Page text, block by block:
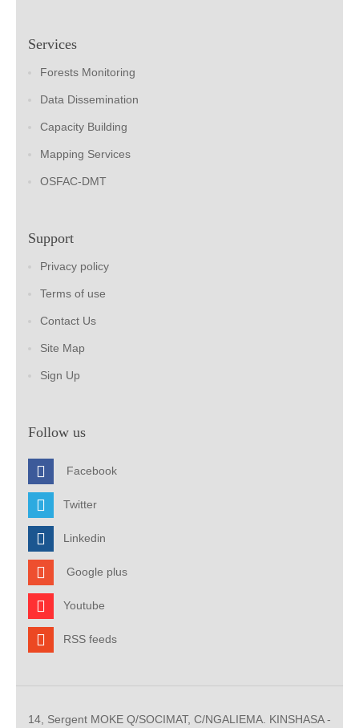
Services
Forests Monitoring
Data Dissemination
Capacity Building
Mapping Services
OSFAC-DMT
Support
Privacy policy
Terms of use
Contact Us
Site Map
Sign Up
Follow us
Facebook
Twitter
Linkedin
Google plus
Youtube
RSS feeds
14, Sergent MOKE Q/SOCIMAT, C/NGALIEMA. KINSHASA -